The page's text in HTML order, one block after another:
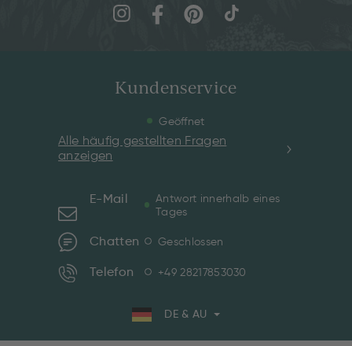
Kundenservice
Geöffnet
Alle häufig gestellten Fragen
anzeigen
E-Mail
Antwort innerhalb eines
Tages
Chatten Geschlossen
Telefon +49 28217853030
DE & AU